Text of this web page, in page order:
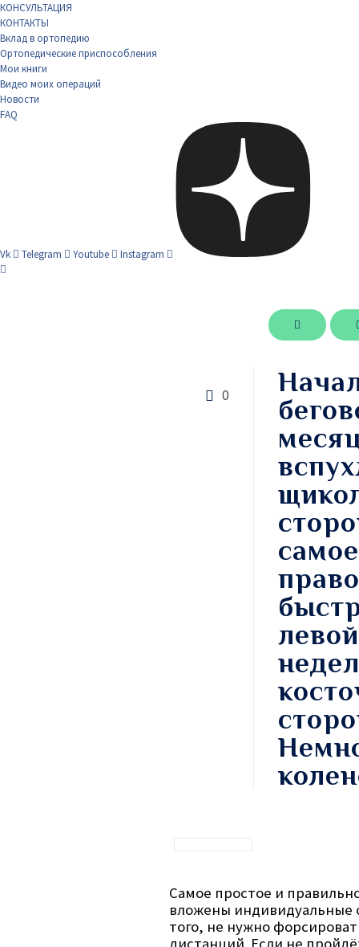
КОНСУЛЬТАЦИЯ
КОНТАКТЫ
Вклад в ортопедию
Ортопедические приспособления
Мои книги
Видео моих операций
Новости
FAQ
Vk Telegram Youtube Instagram
0
Самое простое и
вложены индивидуальные
того, не нужно